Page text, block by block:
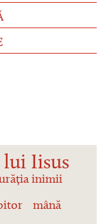
lui Iisus
inimii
mână